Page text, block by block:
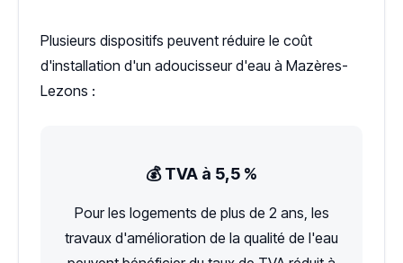
Plusieurs dispositifs peuvent réduire le coût
d'installation d'un adoucisseur d'eau à Mazères-
Lezons :
💰 TVA à 5,5 %
Pour les logements de plus de 2 ans, les
travaux d'amélioration de la qualité de l'eau